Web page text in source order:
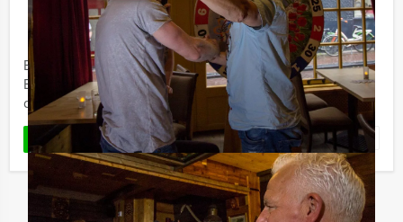
Vanaf€ 64,50 p.p. excl. BTW
Vanaf 25 personen ‐ 1 uur en 30 minuten
Beleef het 'varend Ik hou van Holland spel van Mokum
Events in Amsterdam. Je wordt welkom geheten door
de schipper én onze Ik Hou Van Holland presentator.
LEES MEER Favoriet